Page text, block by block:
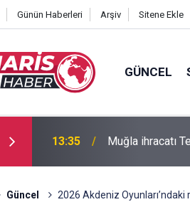
Günün Haberleri Arşiv Sitene Ekle
GÜNCEL
13:35 Muğla ihracatı
Güncel 2026 Akdeniz Oyunları’ndaki